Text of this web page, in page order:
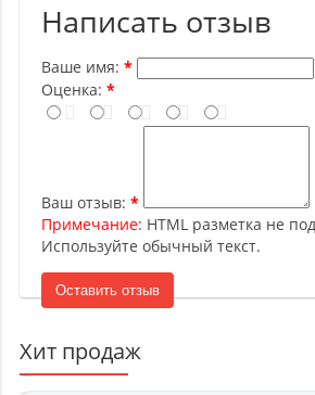
Написать отзыв
Ваше имя:
Оценка:
Ваш отзыв:
Примечание: HTML разметка не
Используйте обычный текст.
Оставить отзыв
Хит продаж